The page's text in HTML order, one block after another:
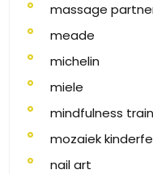
massage
meade
michelin
miele
mindfulness
mozaiek
nail art